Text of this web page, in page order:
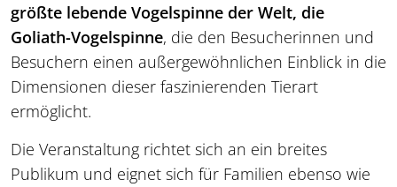
größte lebende Vogelspinne der Welt, die
Goliath-Vogelspinne, die den Besucherinnen und
Besuchern einen außergewöhnlichen Einblick in die
Dimensionen dieser faszinierenden Tierart
ermöglicht.
Die Veranstaltung richtet sich an ein breites
Publikum und eignet sich für Familien ebenso wie